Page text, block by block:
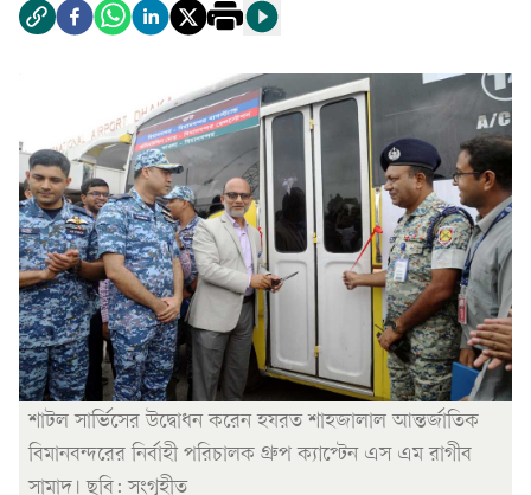
শাটল সার্ভিসের উদ্বোধন করেন হযরত শাহজালাল আন্তর্জাতিক
বিমানবন্দরের নির্বাহী পরিচালক গ্রুপ ক্যাপ্টেন এস এম রাগীব
সামাদ। ছবি: সংগৃহীত